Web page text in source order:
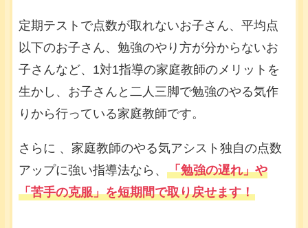
定期テストで点数が取れないお子さん、平均点
以下のお子さん、勉強のやり方が分からないお
子さんなど、1対1指導の家庭教師のメリットを
生かし、お子さんと二人三脚で勉強のやる気作
りから行っている家庭教師です。
さらに 、家庭教師のやる気アシスト独自の点数
アップに強い指導法なら、 「勉強の遅れ」や
「苦手の克服」を短期間で取り戻せます！